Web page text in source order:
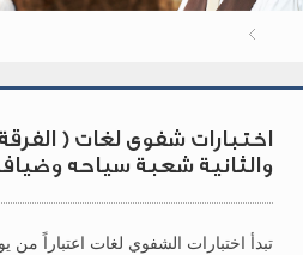
اختبارات شفوى لغات (
والثانية شعبة سياحه